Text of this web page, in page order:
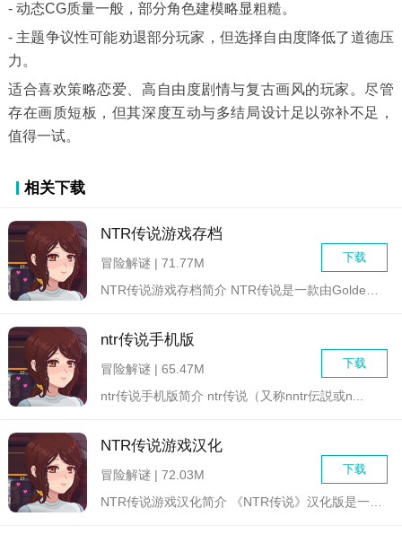
- 动态CG质量一般，部分角色建模略显粗糙。
- 主题争议性可能劝退部分玩家，但选择自由度降低了道德压
力。
适合喜欢策略恋爱、高自由度剧情与复古画风的玩家。尽管
存在画质短板，但其深度互动与多结局设计足以弥补不足，
值得一试。
相关下载
NTR传说游戏存档
下载
冒险解谜 | 71.77M
ntr传说手机版
下载
冒险解谜 | 65.47M
ntr传说手机版简介 ntr传说（又称nntr伝説或n...
NTR传说游戏汉化
下载
冒险解谜 | 72.03M